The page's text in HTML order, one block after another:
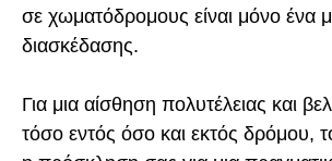
σε χωματόδρομους είναι μόνο ένα
διασκέδασης.
Για μια αίσθηση πολυτέλειας και
τόσο εντός όσο και εκτός δρόμου,